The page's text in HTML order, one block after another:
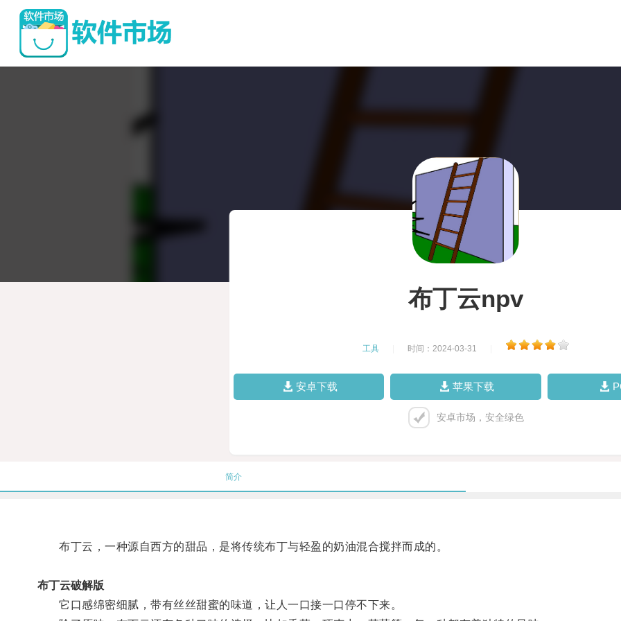
布丁云npv
工具 时间：2024-03-31
安卓下载 苹果下载
安卓市场，安全绿色
简介
布丁云，一种源自西方的甜品，是将传统布丁与轻盈的奶油混合搅拌而成的。
布丁云破解版
它口感绵密细腻，带有丝丝甜蜜的味道，让人一口接一口停不下来。